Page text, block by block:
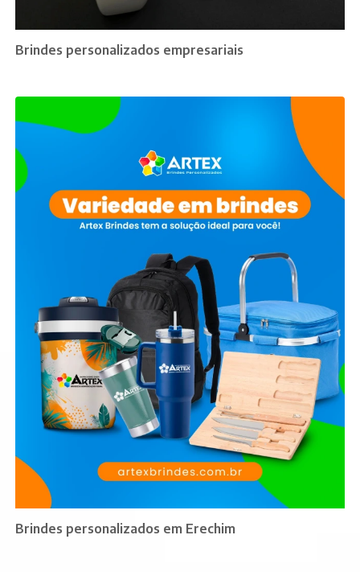
Brindes personalizados empresariais
Brindes personalizados em Erechim